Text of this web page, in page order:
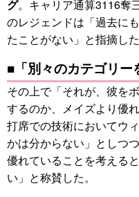
グ。キャリア通算3116奪
のレジェンドは「過去に
たことがない」と指摘した
■「別々のカテゴリー
その上で「それが、彼を
するのか、メイズより優
打席での技術においてウ
かは分からない」としつ
優れていることを考える
い」と称賛した。